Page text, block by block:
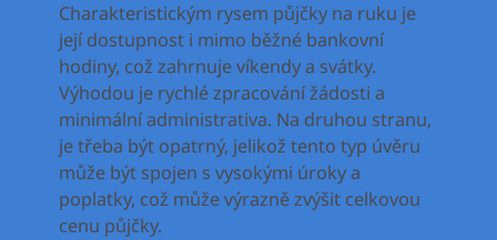
Charakteristickým rysem půjčky na ruku je
její dostupnost i mimo běžné bankovní
hodiny, což zahrnuje víkendy a svátky.
Výhodou je rychlé zpracování žádosti a
minimální administrativa. Na druhou stranu,
je třeba být opatrný, jelikož tento typ úvěru
může být spojen s vysokými úroky a
poplatky, což může výrazně zvýšit celkovou
cenu půjčky.